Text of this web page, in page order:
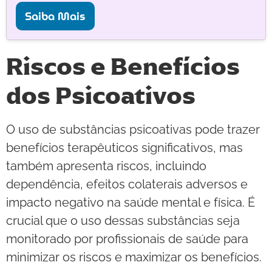
Saiba Mais
Riscos e Benefícios
dos Psicoativos
O uso de substâncias psicoativas pode trazer
benefícios terapêuticos significativos, mas
também apresenta riscos, incluindo
dependência, efeitos colaterais adversos e
impacto negativo na saúde mental e física. É
crucial que o uso dessas substâncias seja
monitorado por profissionais de saúde para
minimizar os riscos e maximizar os benefícios.